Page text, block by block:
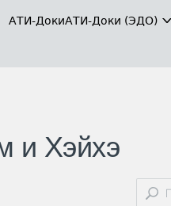
АТИ-ДокиАТИ-Доки (ЭДО)
и Хэйхэ